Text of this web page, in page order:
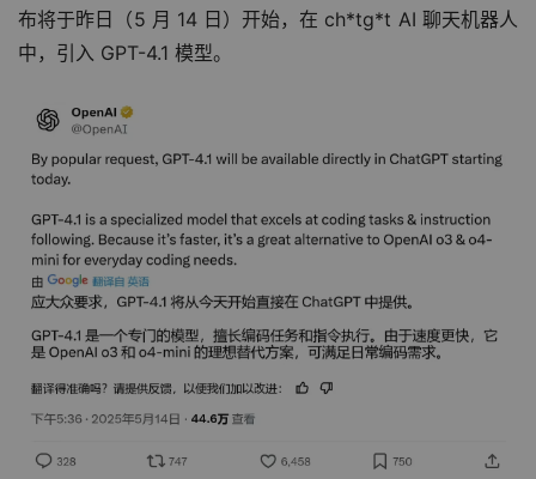
布将于昨日（5 月 14 日）开始，在 ch*tg*t AI 聊天机器人
中，引入 GPT-4.1 模型。